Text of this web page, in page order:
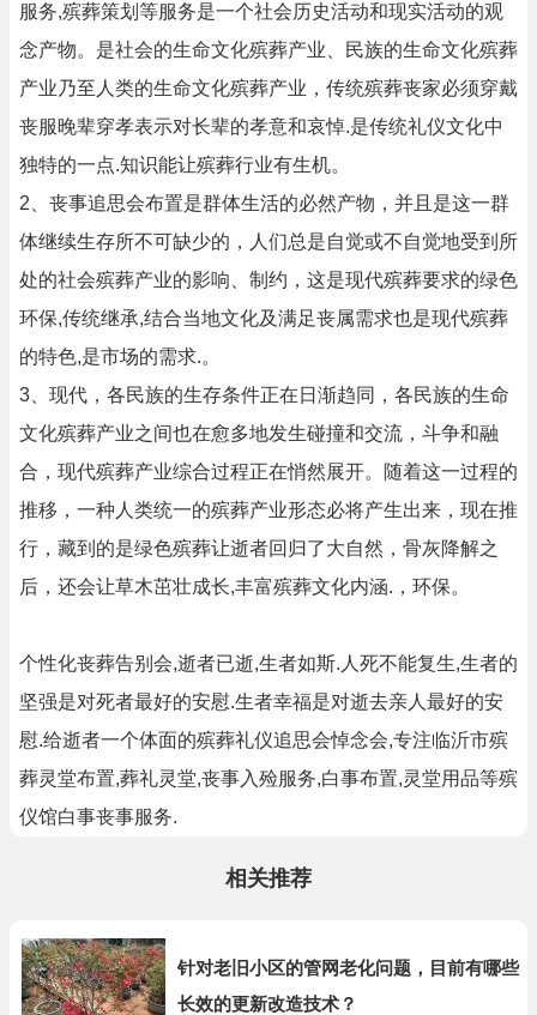
服务,殡葬策划等服务是一个社会历史活动和现实活动的观
念产物。是社会的生命文化殡葬产业、民族的生命文化殡葬
产业乃至人类的生命文化殡葬产业，传统殡葬丧家必须穿戴
丧服晚辈穿孝表示对长辈的孝意和哀悼.是传统礼仪文化中
独特的一点.知识能让殡葬行业有生机。
2、丧事追思会布置是群体生活的必然产物，并且是这一群
体继续生存所不可缺少的，人们总是自觉或不自觉地受到所
处的社会殡葬产业的影响、制约，这是现代殡葬要求的绿色
环保,传统继承,结合当地文化及满足丧属需求也是现代殡葬
的特色,是市场的需求.。
3、现代，各民族的生存条件正在日渐趋同，各民族的生命
文化殡葬产业之间也在愈多地发生碰撞和交流，斗争和融
合，现代殡葬产业综合过程正在悄然展开。随着这一过程的
推移，一种人类统一的殡葬产业形态必将产生出来，现在推
行，藏到的是绿色殡葬让逝者回归了大自然，骨灰降解之
后，还会让草木茁壮成长,丰富殡葬文化内涵.，环保。
个性化丧葬告别会,逝者已逝,生者如斯.人死不能复生,生者的
坚强是对死者最好的安慰.生者幸福是对逝去亲人最好的安
慰.给逝者一个体面的殡葬礼仪追思会悼念会,专注临沂市殡
葬灵堂布置,葬礼灵堂,丧事入殓服务,白事布置,灵堂用品等殡
仪馆白事丧事服务.
相关推荐
针对老旧小区的管网老化问题，目前有哪些
长效的更新改造技术？